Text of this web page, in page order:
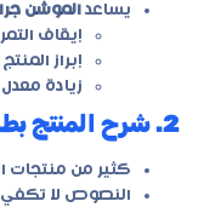
يساعدالموشن
إيقاف
إبراز
زيادة
2. شرح المنتج بطريقة مبسطة
كثير من منتجات
النصوص لا تكفي